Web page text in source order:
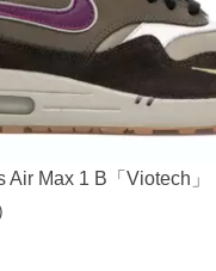
Air Max 1 B「Viotech」